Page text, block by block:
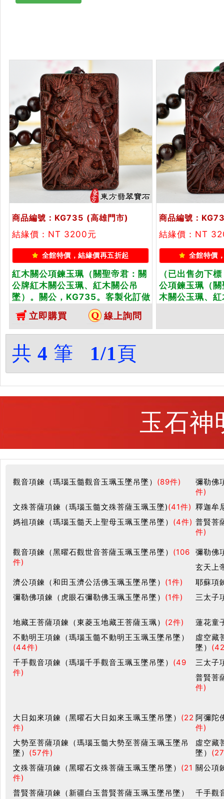
商品編號：KG735 (高雄門市)
結緣價：NT 3200元
全館特價，結緣價再五折起
紅木關公項鍊玉珮（關聖帝君：關
公牌紅木關公玉珮、紅木關公吊
墜）。關公，KG735。客製化訂做
各種紅木關公吊墜項鍊。★附東方
翡翠寶石保證卡
立即購買 線上詢問
商品編號：
結緣價：NT
全館特價
（已出售勿下
公項鍊玉珮（
木關公玉珮、
保證卡
共 4 筆 1/1頁
玉石神
觀音項鍊（瑪瑙玉髓觀音玉珮玉墜吊墜） (89件)
彌勒佛
件)
文殊菩薩項鍊（瑪瑙玉髓文殊菩薩玉珮玉墜)(41件) 釋迦牟
媽祖項鍊（瑪瑙玉髓天上聖母玉珮玉墜吊墜） (4件) 普賢菩
件)
觀音項鍊（黑曜石觀世音菩薩玉珮玉墜吊墜） (106
件)
彌勒佛
玄天上
濟公項鍊（和田玉濟公活佛玉珮玉墜吊墜） (1件)
耶蘇項
彌勒佛項鍊（虎眼石彌勒佛玉珮玉墜吊墜） (1件) 三太子
地藏王菩薩項鍊（東菱玉地藏王菩薩玉珮） (2件)
蓮花童
不動明王項鍊（瑪瑙玉髓不動明王玉珮玉墜吊墜）
(44件)
虛空藏
墜）
千手觀音項鍊（瑪瑙千手觀音玉珮玉墜吊墜） (49
件)
三太子
普賢菩
件)
大日如來項鍊（黑曜石大日如來玉珮玉墜吊墜） (22
件)
阿彌陀
件)
大勢至菩薩項鍊（瑪瑙玉髓大勢至菩薩玉珮玉墜吊
墜） (57件)
虛空藏
墜）
文殊菩薩項鍊（黑曜石文殊菩薩玉珮玉墜吊墜） (21
件)
關公項
普賢菩薩項鍊（新疆白玉普賢菩薩玉珮玉墜吊墜）
千手觀